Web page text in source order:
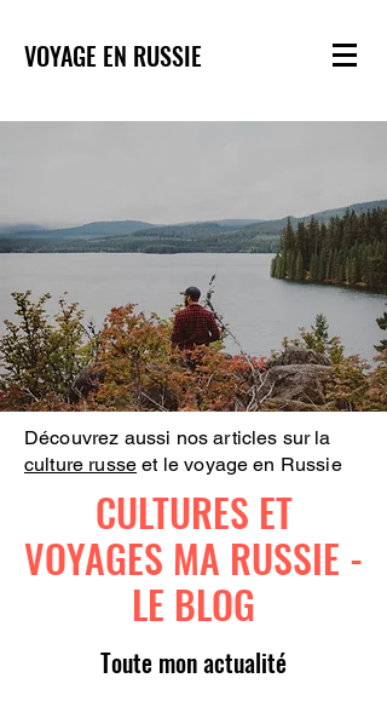
VOYAGE EN RUSSIE
Découvrez aussi nos articles sur la
culture russe et le voyage en Russie
CULTURES ET
VOYAGES MA RUSSIE -
LE BLOG
Toute mon actualité